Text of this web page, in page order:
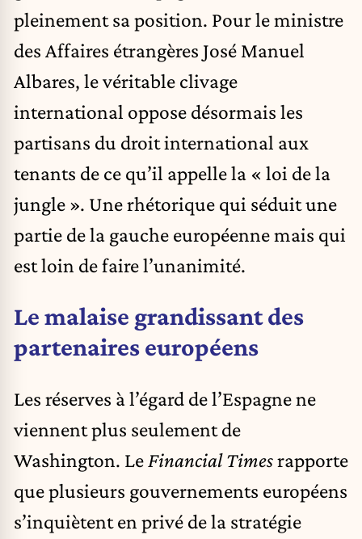
pleinement sa position. Pour le ministre
des Affaires étrangères José Manuel
Albares, le véritable clivage
international oppose désormais les
partisans du droit international aux
tenants de ce qu’il appelle la « loi de la
jungle ». Une rhétorique qui séduit une
partie de la gauche européenne mais qui
est loin de faire l’unanimité.
Le malaise grandissant des
partenaires européens
Les réserves à l’égard de l’Espagne ne
viennent plus seulement de
Washington. Le Financial Timesrapporte
que plusieurs gouvernements européens
s’inquiètent en privé de la stratégie